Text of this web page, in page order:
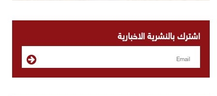
اشترك بالنشرية الاخبارية